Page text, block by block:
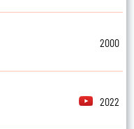
2000
2022